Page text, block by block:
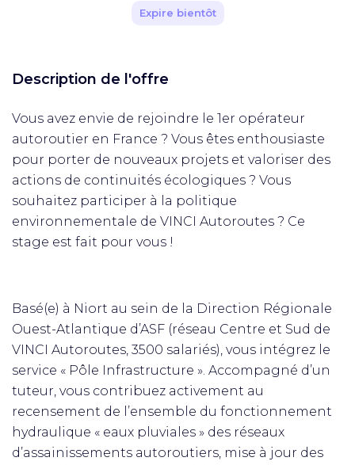
Expire bientôt
Description de l'offre
Vous avez envie de rejoindre le 1er opérateur
autoroutier en France ? Vous êtes enthousiaste
pour porter de nouveaux projets et valoriser des
actions de continuités écologiques ? Vous
souhaitez participer à la politique
environnementale de VINCI Autoroutes ? Ce
stage est fait pour vous !
Basé(e) à Niort au sein de la Direction Régionale
Ouest-Atlantique d’ASF (réseau Centre et Sud de
VINCI Autoroutes, 3500 salariés), vous intégrez le
service « Pôle Infrastructure ». Accompagné d’un
tuteur, vous contribuez activement au
recensement de l’ensemble du fonctionnement
hydraulique « eaux pluviales » des réseaux
d’assainissements autoroutiers, mise à jour des